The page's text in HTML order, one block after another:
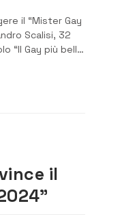
il “Mister Gay
Scalisi, 32
“Il Gay più bello
Per
il